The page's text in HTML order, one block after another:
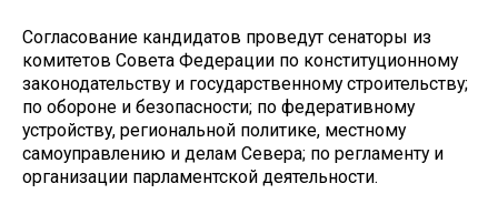
Согласование кандидатов проведут сенаторы из
комитетов Совета Федерации по конституционному
законодательству и государственному строительству;
по обороне и безопасности; по федеративному
устройству, региональной политике, местному
самоуправлению и делам Севера; по регламенту и
организации парламентской деятельности.